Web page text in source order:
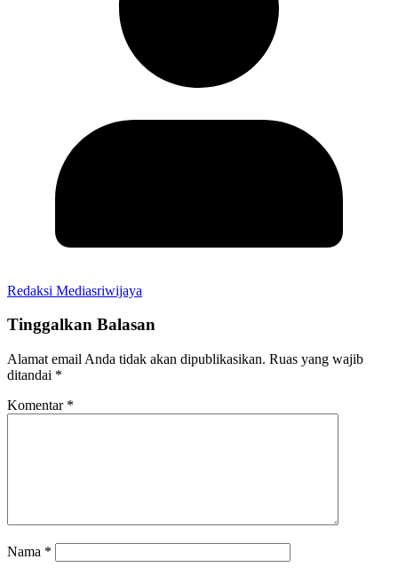
Redaksi Mediasriwijaya
Tinggalkan Balasan
Alamat email Anda tidak akan dipublikasikan. Ruas yang wajib
ditandai *
Komentar *
Nama *